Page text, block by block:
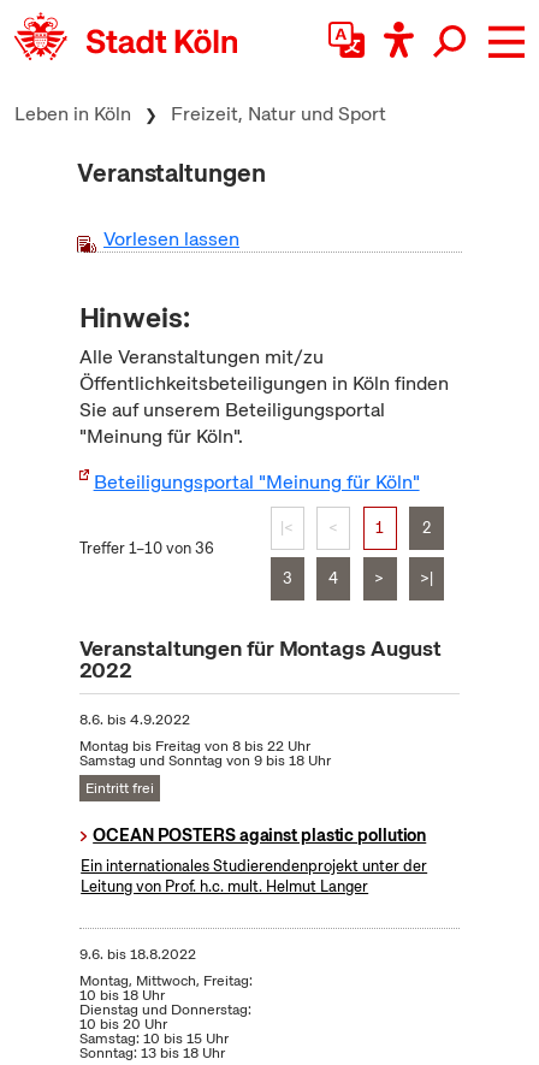
zum Inhalt springen
Leben in Köln Freizeit, Natur und Sport
Veranstaltungen
Vorlesen lassen
Hinweis:
Alle Veranstaltungen mit/zu
Öffentlichkeitsbeteiligungen in Köln finden
Sie auf unserem Beteiligungsportal
"Meinung für Köln".
Beteiligungsportal "Meinung für Köln"
Treffer 1–10 von 36
|< < 1 2
3 4 > >|
Veranstaltungen für Montags August
2022
8.6. bis4.9.2022
Montag bis Freitag von 8 bis 22 Uhr
Samstag und Sonntag von 9 bis 18 Uhr
Eintritt frei
OCEAN POSTERS against plastic pollution
Ein internationales Studierendenprojekt unter der
Leitung von Prof. h.c. mult. Helmut Langer
9.6. bis18.8.2022
Montag, Mittwoch, Freitag:
10 bis 18 Uhr
Dienstag und Donnerstag:
10 bis 20 Uhr
Samstag: 10 bis 15 Uhr
Sonntag: 13 bis 18 Uhr